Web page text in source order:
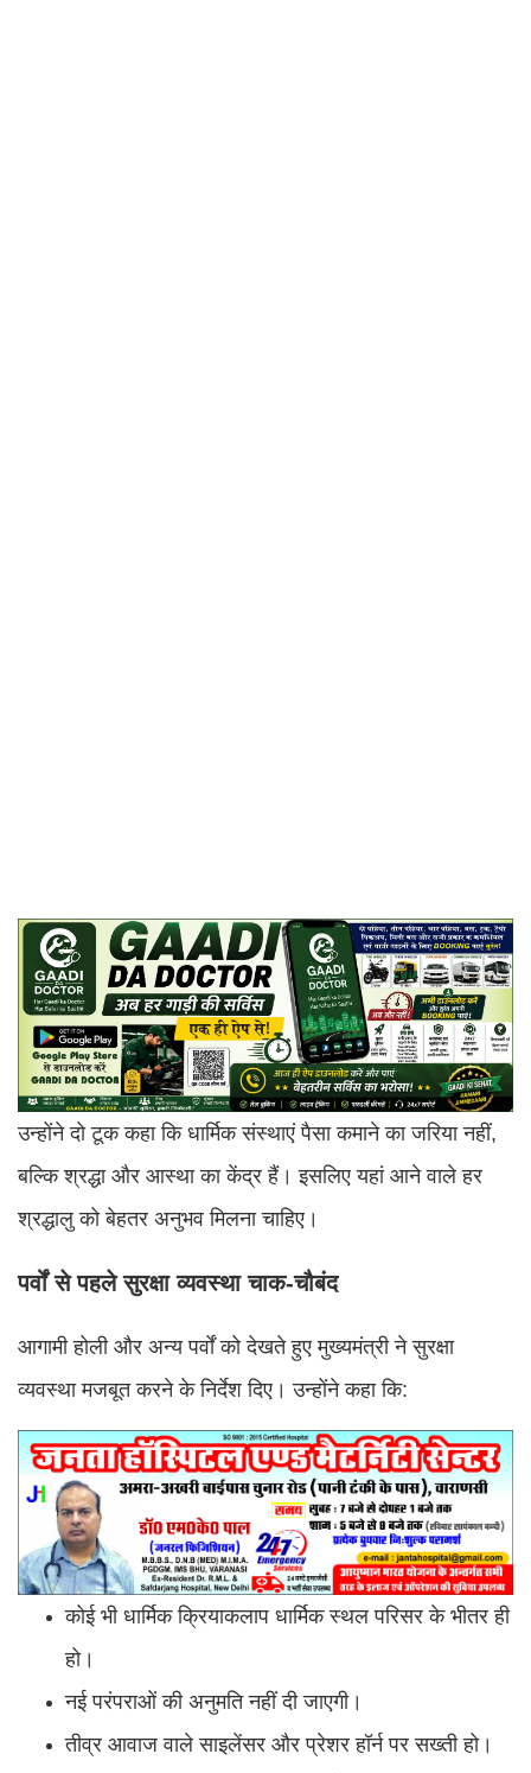
उन्होंने दो टूक कहा कि धार्मिक संस्थाएं पैसा कमाने का जरिया नहीं,
बल्कि श्रद्धा और आस्था का केंद्र हैं। इसलिए यहां आने वाले हर
श्रद्धालु को बेहतर अनुभव मिलना चाहिए।
पर्वों से पहले सुरक्षा व्यवस्था चाक-चौबंद
आगामी होली और अन्य पर्वों को देखते हुए मुख्यमंत्री ने सुरक्षा
व्यवस्था मजबूत करने के निर्देश दिए। उन्होंने कहा कि:
कोई भी धार्मिक क्रियाकलाप धार्मिक स्थल परिसर के भीतर ही
हो।
नई परंपराओं की अनुमति नहीं दी जाएगी।
तीव्र आवाज वाले साइलेंसर और प्रेशर हॉर्न पर सख्ती हो।